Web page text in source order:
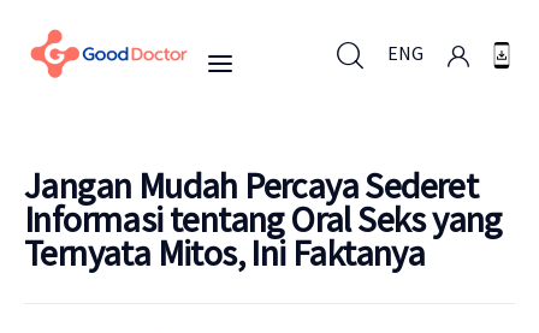
ENG
ENG
Untuk Bisnis
Jangan Mudah Percaya Sederet
Informasi tentang Oral Seks yang
Ternyata Mitos, Ini Faktanya